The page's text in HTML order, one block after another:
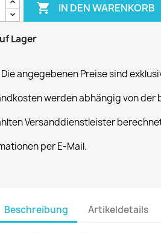
 IN DEN WARENKORB
Lager
Die angegebenen Preise sind
werden abhängig von der
Versanddienstleister
per E-Mail.
Beschreibung Artikeldetails